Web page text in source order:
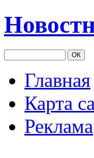
Главная
Карта
Реклама